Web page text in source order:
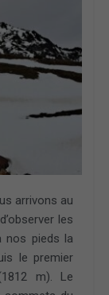
arrivons au
les
nos pieds la
le premier
m). Le